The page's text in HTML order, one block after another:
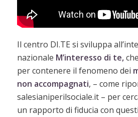
Il centro DI.TE si sviluppa
nazionale M’interesso di te,
per contenere il fenomeno dei
non accompagnati, – come
salesianiperilsociale.it – per
un rapporto di fiducia con